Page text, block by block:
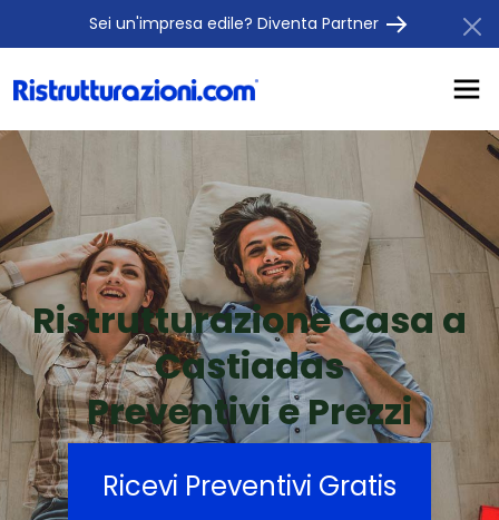
Sei un'impresa edile? Diventa Partner
Ristrutturazione Casa a
Castiadas
Preventivi e Prezzi
Ricevi Preventivi Gratis